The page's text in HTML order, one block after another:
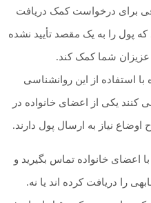
برای درخواست کمک دریافت
پول را به یک مقصد تأیید نشده
عزیزان شما کمک کند.
با استفاده از این روانشناسی
یکی از اعضای خانواده در
نیاز به ارسال پول دارند.
اعضای خانواده تماس بگیرید و
را دریافت کرده اند یا نه.